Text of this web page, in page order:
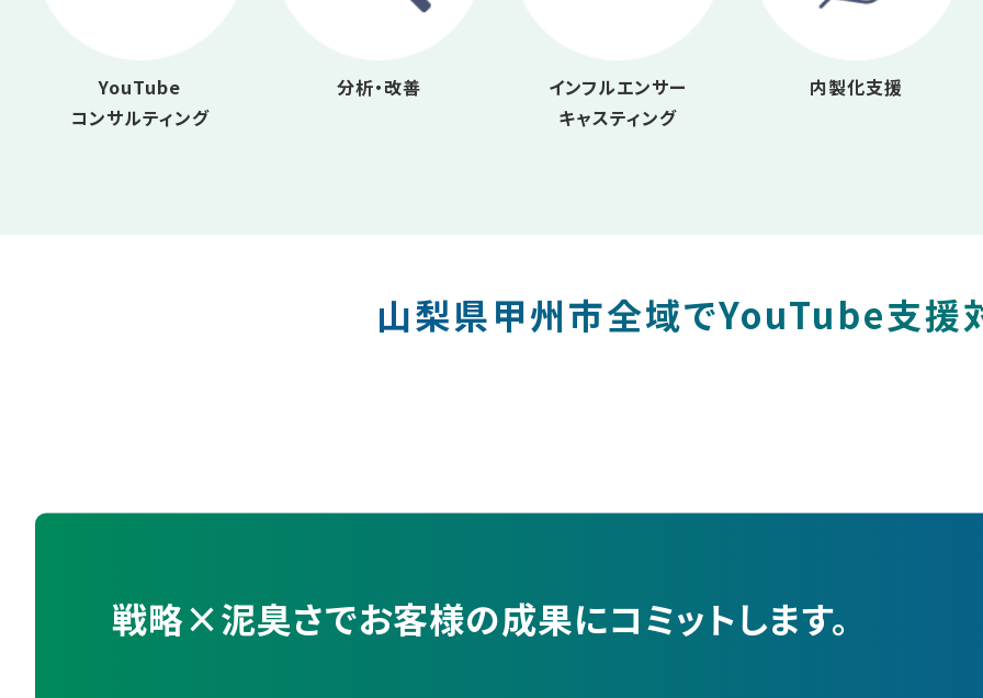
YouTube
コンサルティング
分析・改善
インフルエンサー
キャスティング
内製化支援
山梨県甲州市全域でYouTube支援
戦略×泥臭さでお客様の成果にコミットします。